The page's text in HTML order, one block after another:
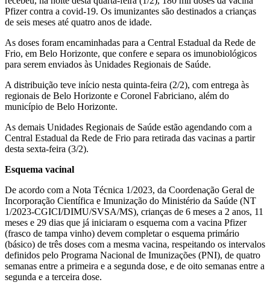
Pfizer contra a covid-19. Os imunizantes são destinados a crianças
de seis meses até quatro anos de idade.
As doses foram encaminhadas para a Central Estadual da Rede de
Frio, em Belo Horizonte, que confere e separa os imunobiológicos
para serem enviados às Unidades Regionais de Saúde.
A distribuição teve início nesta quinta-feira (2/2), com entrega às
regionais de Belo Horizonte e Coronel Fabriciano, além do
município de Belo Horizonte.
As demais Unidades Regionais de Saúde estão agendando com a
Central Estadual da Rede de Frio para retirada das vacinas a partir
desta sexta-feira (3/2).
Esquema vacinal
De acordo com a Nota Técnica 1/2023, da Coordenação Geral de
Incorporação Científica e Imunização do Ministério da Saúde (NT
1/2023-CGICI/DIMU/SVSA/MS), crianças de 6 meses a 2 anos, 11
meses e 29 dias que já iniciaram o esquema com a vacina Pfizer
(frasco de tampa vinho) devem completar o esquema primário
(básico) de três doses com a mesma vacina, respeitando os intervalos
definidos pelo Programa Nacional de Imunizações (PNI), de quatro
semanas entre a primeira e a segunda dose, e de oito semanas entre a
segunda e a terceira dose.